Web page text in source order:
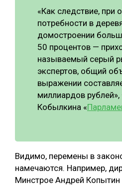
«Как следствие, при
потребности в
домостроении
50 процентов —
называемый серый
экспертов, общий
выражении
миллиардов
Кобылкина «
Видимо, перемены в
намечаются. Например,
Минстрое Андрей Копытин